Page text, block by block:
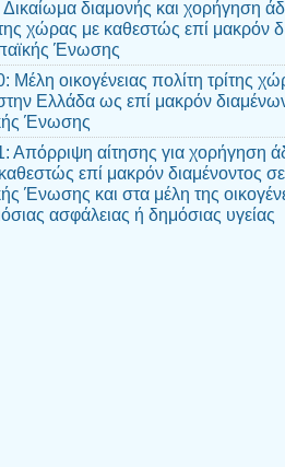
διαμονής και χορήγηση
χώρας με καθεστώς επί μακρόν
Ένωσης
Μέλη οικογένειας πολίτη τρίτης
Ελλάδα ως επί μακρόν
Ένωσης
Απόρριψη αίτησης για χορήγηση
επί μακρόν διαμένοντος
Ένωσης και στα μέλη της
ασφάλειας ή δημόσιας υγείας